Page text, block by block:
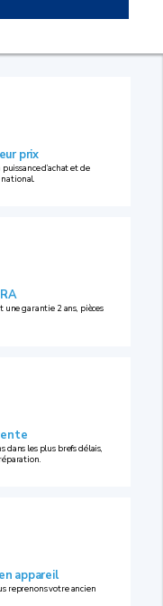
prix
d’achat et de
national.
garantie 2 ans, pièces
dans les plus brefs délais,
appareil
reprenons votre ancien